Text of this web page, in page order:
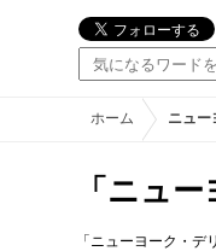
ホーム ニュー
「ニュ
「ニューヨーク・デ